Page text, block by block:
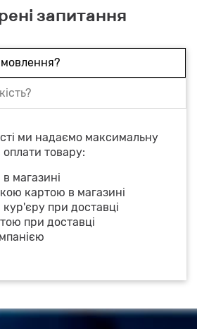
запитання
ми надаємо максимальну
оплати товару:
магазині
картою в магазині
при доставці
при доставці